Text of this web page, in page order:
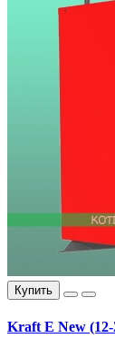
Купить
Kraft E New